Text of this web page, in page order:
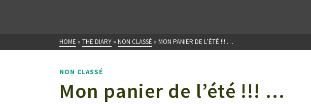
HOME » THE DIARY » NON CLASSÉ » MON PANIER DE L’ÉTÉ !!! …
NON CLASSÉ
Mon panier de l’été !!! …